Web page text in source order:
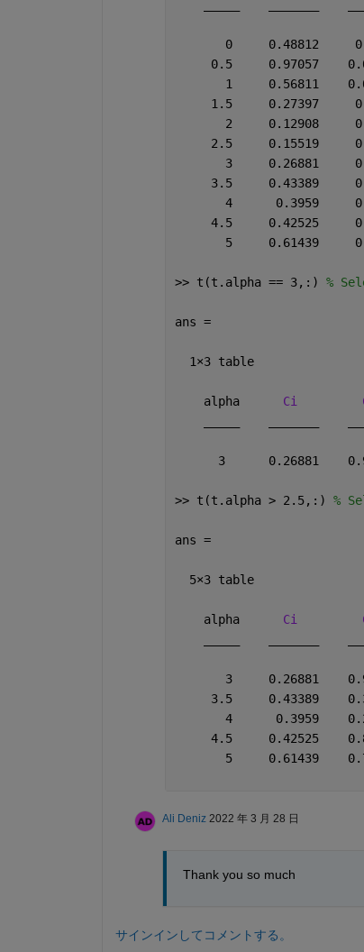
0     0.48812
0.5     0.97057
1     0.56811
1.5     0.27397
2     0.12908
2.5     0.15519
3     0.26881
3.5     0.43389
4      0.3959
4.5     0.42525
5     0.61439
>> t(t.alpha == 3,:) %
ans =
  1
×3 table
    alpha
Ci
3      0.26881
>> t(t.alpha > 2.5,:) %
ans =
  5
×3 table
    alpha
Ci
3     0.26881
3.5     0.43389
4      0.3959
4.5     0.42525
5     0.61439
Ali Deniz 2022 年 3 月 28 日
Thank you so much
サインインしてコメントする。